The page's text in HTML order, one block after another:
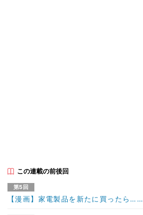
この連載の前後回
第5回
【漫画】家電製品を新たに買ったら……